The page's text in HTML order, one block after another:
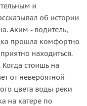
и
об истории
Аким - водитель,
прошла комфортно
находиться.
стоишь на
от невероятной
цвета воды реки
на катере по